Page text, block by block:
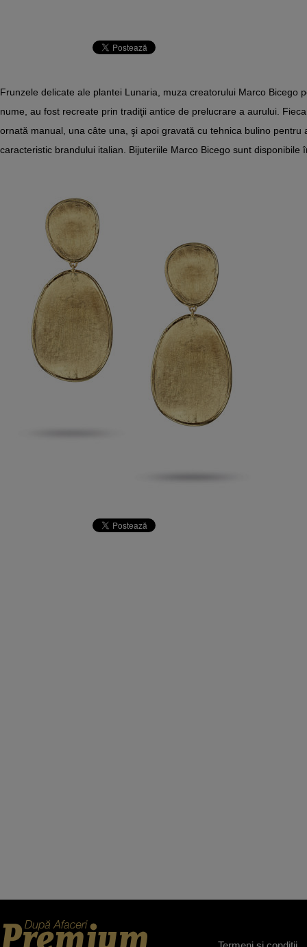
Frunzele delicate ale plantei Lunaria, muza creatorului Marco Bicego
nume, au fost recreate prin tradiţii antice de prelucrare a aurului.
ornată manual, una câte una, şi apoi gravată cu tehnica bulino pentru
caracteristic brandului italian. Bijuteriile Marco Bicego sunt disponibile